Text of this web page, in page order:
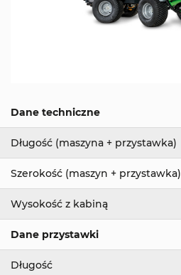
Dane techniczne
Długość (maszyna + przystawka)
Szerokość (maszyn + przystawka)
Wysokość z kabiną
Dane przystawki
Długość